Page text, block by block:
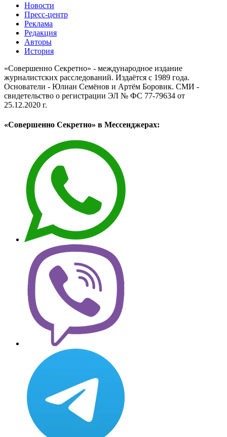
Новости
Пресс-центр
Реклама
Редакция
Авторы
История
«Совершенно Секретно» - международное издание
журналистских расследований. Издаётся с 1989 года.
Основатели - Юлиан Семёнов и Артём Боровик. CМИ -
свидетельство о регистрации ЭЛ № ФС 77-79634 от
25.12.2020 г.
«Совершенно Секретно» в Мессенджерах: